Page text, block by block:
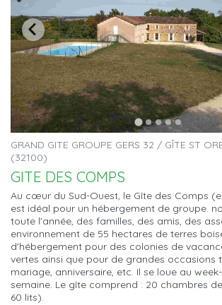
GRAND GITE GROUPE GERS 32 / GÎTE ST
(32100)
GITE DES COMPS
Au cœur du Sud-Ouest, le Gîte des Comps
est idéal pour un hébergement de groupe.
toute l'année, des familles, des amis, des
environnement de 55 hectares de terres
d'hébergement pour des colonies de
vertes ainsi que pour de grandes occasions
mariage, anniversaire, etc. Il se loue au
semaine. Le gîte comprend : 20 chambres
60 lits).